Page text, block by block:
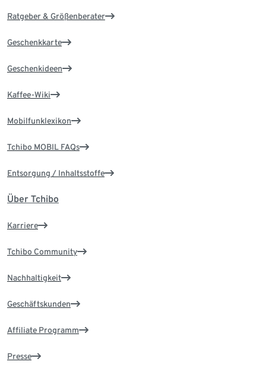
Ratgeber & Größenberater
Geschenkkarte
Geschenkideen
Kaffee-Wiki
Mobilfunklexikon
Tchibo MOBIL FAQs
Entsorgung / Inhaltsstoffe
Über Tchibo
Karriere
Tchibo Community
Nachhaltigkeit
Geschäftskunden
Affiliate Programm
Presse